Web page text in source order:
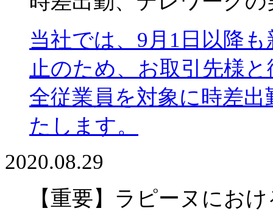
当社では、9月1日以降
止のため、お取引先様
全従業員を対象に時差
たします。
2020.08.29
【重要】ラピーヌにお